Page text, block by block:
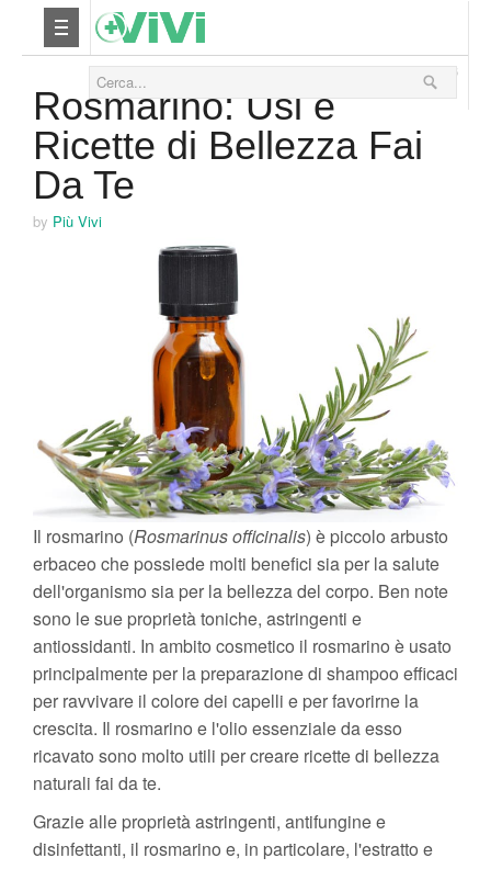
Yoga
Relax
Viaggi & Vacanze
22 Luglio 2016
Rosmarino: Usi e
Ricette di Bellezza Fai
Da Te
by Più Vivi
Il rosmarino (Rosmarinus officinalis) è piccolo arbusto
erbaceo che possiede molti benefici sia per la salute
dell'organismo sia per la bellezza del corpo. Ben note
sono le sue proprietà toniche, astringenti e
antiossidanti. In ambito cosmetico il rosmarino è usato
principalmente per la preparazione di shampoo efficaci
per ravvivare il colore dei capelli e per favorirne la
crescita. Il rosmarino e l'olio essenziale da esso
ricavato sono molto utili per creare ricette di bellezza
naturali fai da te.
Grazie alle proprietà astringenti, antifungine e
disinfettanti, il rosmarino e, in particolare, l'estratto e